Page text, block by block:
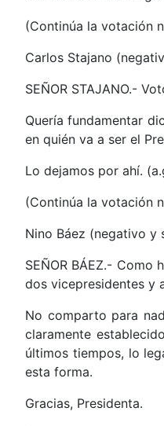
(Continúa la votación
Carlos Stajano
SEÑOR STAJANO.-
Quería fundamentar
en quién va a ser el
Lo dejamos por ahí.
(Continúa la votación
Nino Báez (negativo y
SEÑOR BÁEZ.-
dos vicepresidentes y
No comparto para
claramente
últimos tiempos, lo
esta forma.
Gracias, Presidenta.